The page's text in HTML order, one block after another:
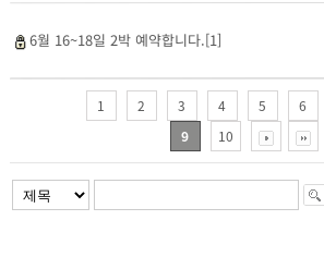
6월 16~18일 2박 예약합니다.[1]
1 2 3 4 5 6
9
10